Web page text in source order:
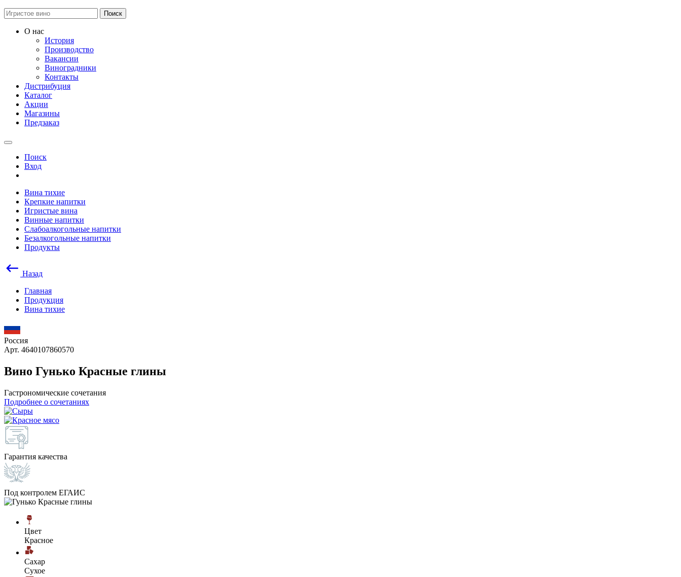
Поиск
О нас
История
Производство
Вакансии
Виноградники
Контакты
Дистрибуция
Каталог
Акции
Магазины
Предзаказ
Поиск
Вход
Вина тихие
Крепкие напитки
Игристые вина
Винные напитки
Слабоалкогольные напитки
Безалкогольные напитки
Продукты
Назад
Главная
Продукция
Вина тихие
Россия
Арт. 4640107860570
Вино Гунько Красные глины
Гастрономические сочетания
Подробнее о сочетаниях
Гарантия качества
Под контролем ЕГАИС
Цвет
Красное
Сахар
Сухое